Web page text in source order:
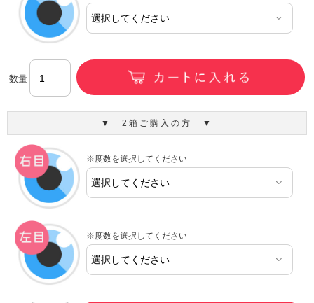
数量
▼ 2箱ご購入の方 ▼
※度数を選択してください
※度数を選択してください